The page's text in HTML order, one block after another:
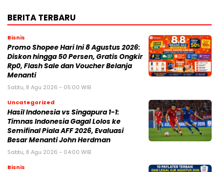
BERITA TERBARU
Bisnis
Promo Shopee Hari Ini 8 Agustus 2026:
Diskon hingga 50 Persen, Gratis Ongkir
Rp0, Flash Sale dan Voucher Belanja
Menanti
Sabtu, 8 Agu 2026 - 05:00 WIB
Uncategorized
Hasil Indonesia vs Singapura 1-1:
Timnas Indonesia Gagal Lolos ke
Semifinal Piala AFF 2026, Evaluasi
Besar Menanti John Herdman
Sabtu, 8 Agu 2026 - 04:00 WIB
Bisnis